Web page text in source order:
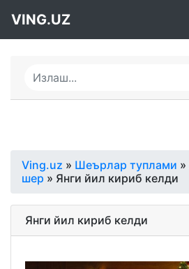
VING.UZ
Ving.uz » Шеърлар туплами »
шер » Янги йил кириб келди
Янги йил кириб келди